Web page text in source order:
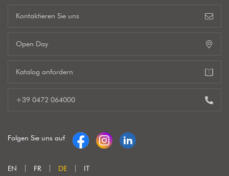
Kontaktieren Sie uns
Open Day
Katalog anfordern
+39 0472 064000
Folgen Sie uns auf
EN FR DE IT